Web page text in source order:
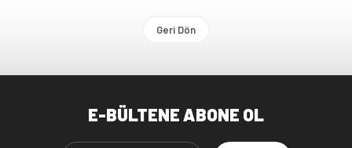
Geri Dön
E-BÜLTENE ABONE OL